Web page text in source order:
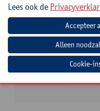
7 januari
2027
Lees ook de
Cookie-